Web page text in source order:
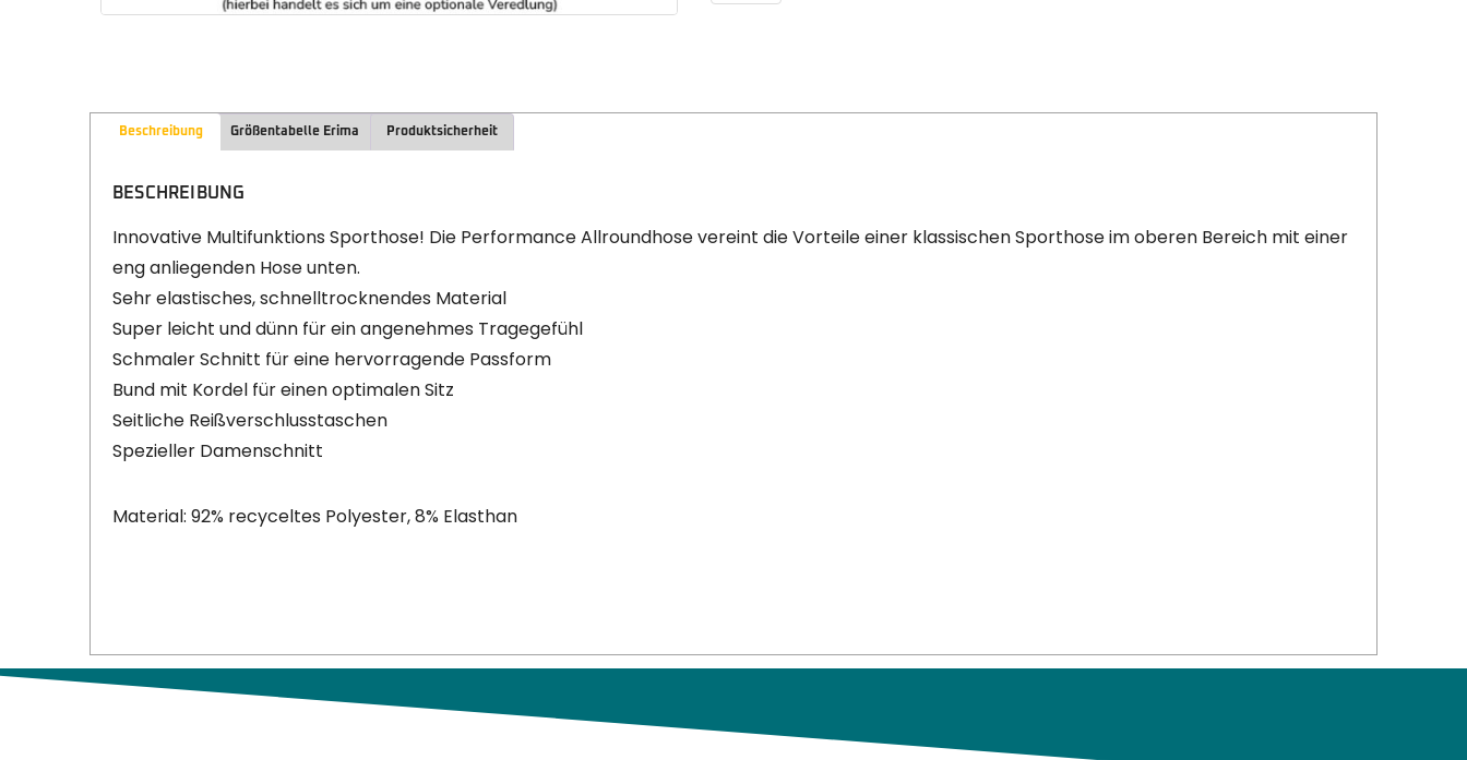
Beschreibung Größentabelle Erima Produktsicherheit
BESCHREIBUNG
Innovative Multifunktions Sporthose! Die Performance Allroundhose vereint die Vorteile einer klassischen Sporthose im oberen Bereich mit einer
eng anliegenden Hose unten.
Sehr elastisches, schnelltrocknendes Material
Super leicht und dünn für ein angenehmes Tragegefühl
Schmaler Schnitt für eine hervorragende Passform
Bund mit Kordel für einen optimalen Sitz
Seitliche Reißverschlusstaschen
Spezieller Damenschnitt
Material: 92% recyceltes Polyester, 8% Elasthan